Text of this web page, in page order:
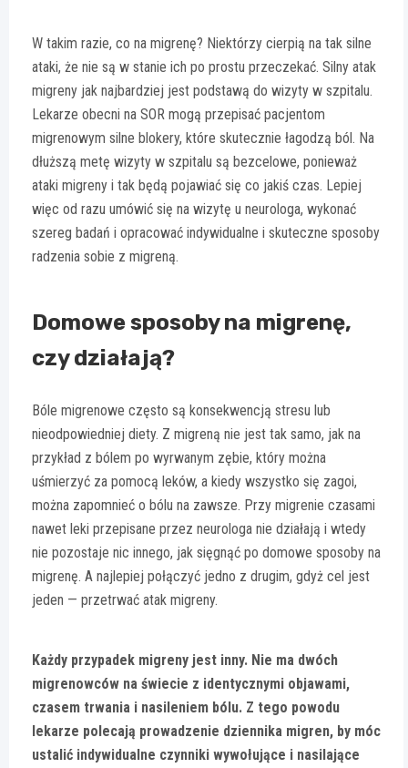
W takim razie, co na migrenę? Niektórzy cierpią na tak silne
ataki, że nie są w stanie ich po prostu przeczekać. Silny atak
migreny jak najbardziej jest podstawą do wizyty w szpitalu.
Lekarze obecni na SOR mogą przepisać pacjentom
migrenowym silne blokery, które skutecznie łagodzą ból. Na
dłuższą metę wizyty w szpitalu są bezcelowe, ponieważ
ataki migreny i tak będą pojawiać się co jakiś czas. Lepiej
więc od razu umówić się na wizytę u neurologa, wykonać
szereg badań i opracować indywidualne i skuteczne sposoby
radzenia sobie z migreną.
Domowe sposoby na migrenę,
czy działają?
Bóle migrenowe często są konsekwencją stresu lub
nieodpowiedniej diety. Z migreną nie jest tak samo, jak na
przykład z bólem po wyrwanym zębie, który można
uśmierzyć za pomocą leków, a kiedy wszystko się zagoi,
można zapomnieć o bólu na zawsze. Przy migrenie czasami
nawet leki przepisane przez neurologa nie działają i wtedy
nie pozostaje nic innego, jak sięgnąć po domowe sposoby na
migrenę. A najlepiej połączyć jedno z drugim, gdyż cel jest
jeden — przetrwać atak migreny.
Każdy przypadek migreny jest inny. Nie ma dwóch
migrenowców na świecie z identycznymi objawami,
czasem trwania i nasileniem bólu. Z tego powodu
lekarze polecają prowadzenie dziennika migren, by móc
ustalić indywidualne czynniki wywołujące i nasilające